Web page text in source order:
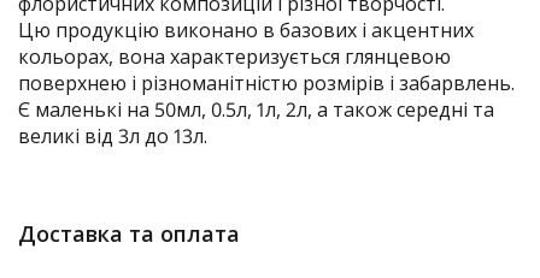
Цю продукцію виконано в базових і акцентних
кольорах, вона характеризується глянцевою
поверхнею і різноманітністю розмірів і забарвлень.
Є маленькі на 50мл, 0.5л, 1л, 2л, а також середні та
великі від 3л до 13л.
Доставка та оплата